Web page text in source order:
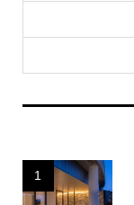
1